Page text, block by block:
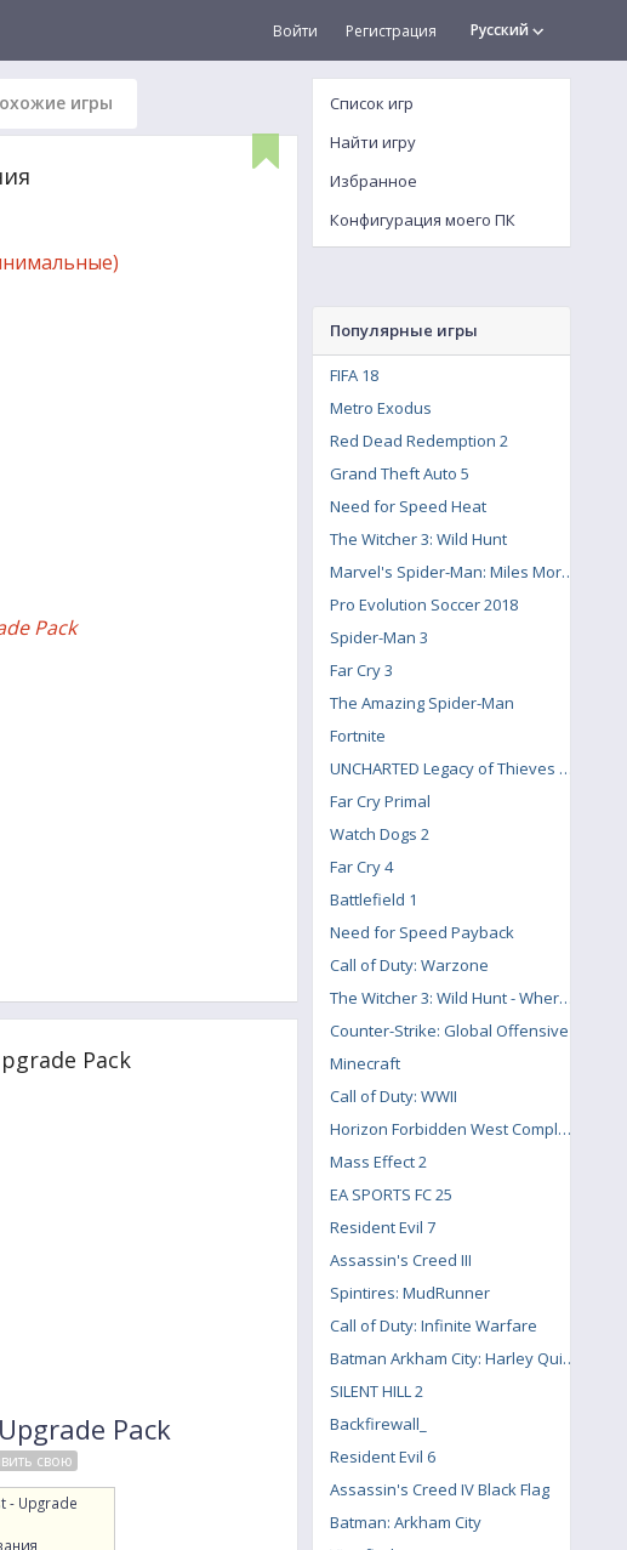
Русский
Войти Регистрация
игры
Pack
Pack
Pack
свою
- Upgrade
Список игр
Найти игру
Избранное
Конфигурация моего ПК
Популярные игры
FIFA 18
Metro Exodus
Red Dead Redemption 2
Grand Theft Auto 5
Need for Speed Heat
The Witcher 3: Wild Hunt
Marvel's Spider-Man: Miles Morales
Pro Evolution Soccer 2018
Spider-Man 3
Far Cry 3
The Amazing Spider-Man
Fortnite
UNCHARTED Legacy of Thieves Collection
Far Cry Primal
Watch Dogs 2
Far Cry 4
Battlefield 1
Need for Speed Payback
Call of Duty: Warzone
The Witcher 3: Wild Hunt - Where the Cat and Wolf Play
Counter-Strike: Global Offensive
Minecraft
Call of Duty: WWII
Horizon Forbidden West Complete Edition
Mass Effect 2
EA SPORTS FC 25
Resident Evil 7
Assassin's Creed III
Spintires: MudRunner
Call of Duty: Infinite Warfare
Batman Arkham City: Harley Quinn's Revenge
SILENT HILL 2
Backfirewall_
Resident Evil 6
Assassin's Creed IV Black Flag
Batman: Arkham City